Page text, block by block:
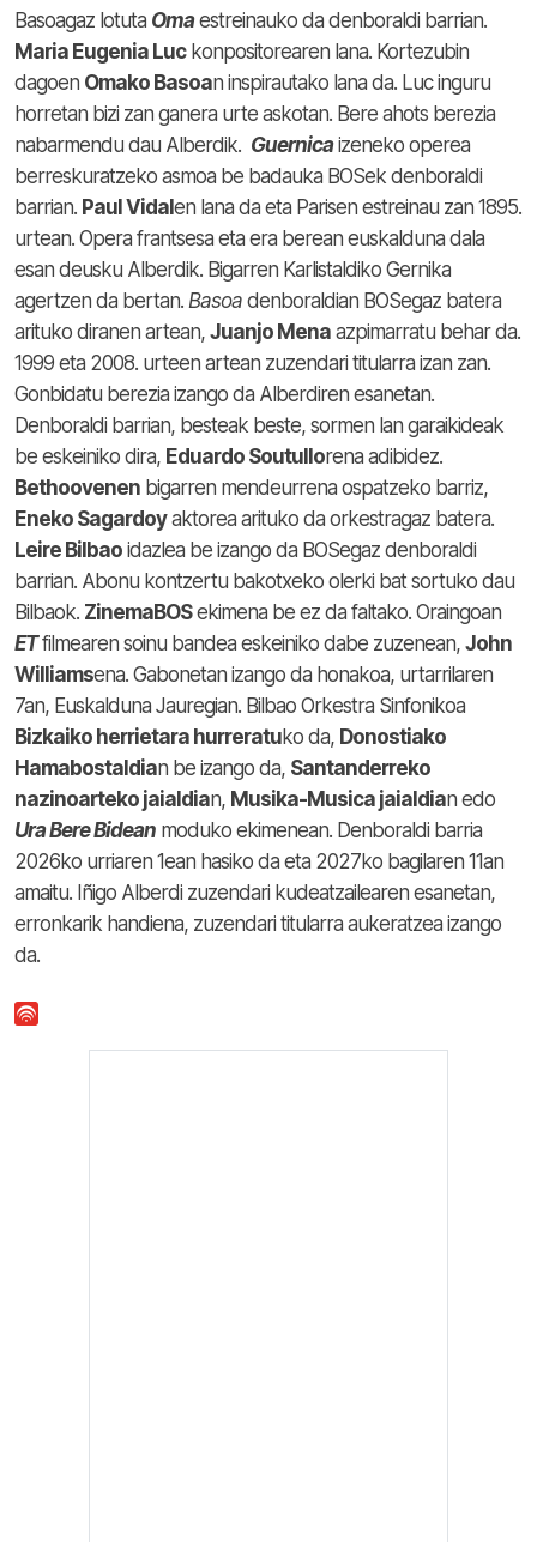
Basoagaz lotuta Omaestreinauko da denboraldi barrian.
Maria Eugenia Luckonpositorearen lana. Kortezubin
dagoen Omako Basoan inspirautako lana da. Luc inguru
horretan bizi zan ganera urte askotan. Bere ahots berezia
nabarmendu dau Alberdik. Guernicaizeneko operea
berreskuratzeko asmoa be badauka BOSek denboraldi
barrian. Paul Vidalen lana da eta Parisen estreinau zan 1895.
urtean. Opera frantsesa eta era berean euskalduna dala
esan deusku Alberdik. Bigarren Karlistaldiko Gernika
agertzen da bertan. Basoa denboraldian BOSegaz batera
arituko diranen artean, Juanjo Mena azpimarratu behar da.
1999 eta 2008. urteen artean zuzendari titularra izan zan.
Gonbidatu berezia izango da Alberdiren esanetan.
Denboraldi barrian, besteak beste, sormen lan garaikideak
be eskeiniko dira, Eduardo Soutullorena adibidez.
Bethoovenen bigarren mendeurrena ospatzeko barriz,
Eneko Sagardoyaktorea arituko da orkestragaz batera.
Leire Bilbao idazlea be izango da BOSegaz denboraldi
barrian. Abonu kontzertu bakotxeko olerki bat sortuko dau
Bilbaok. ZinemaBOSekimena be ez da faltako. Oraingoan
ETfilmearen soinu bandea eskeiniko dabe zuzenean, John
Williamsena. Gabonetan izango da honakoa, urtarrilaren
7an, Euskalduna Jauregian. Bilbao Orkestra Sinfonikoa
Bizkaiko herrietara hurreratuko da, Donostiako
Hamabostaldian be izango da, Santanderreko
nazinoarteko jaialdian, Musika-Musica jaialdian edo
Ura Bere Bidean moduko ekimenean. Denboraldi barria
2026ko urriaren 1ean hasiko da eta 2027ko bagilaren 11an
amaitu. Iñigo Alberdi zuzendari kudeatzailearen esanetan,
erronkarik handiena, zuzendari titularra aukeratzea izango
da.